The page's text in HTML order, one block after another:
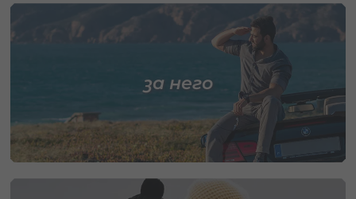
за него